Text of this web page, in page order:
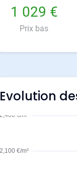
1 029 €
Prix bas
Evolution